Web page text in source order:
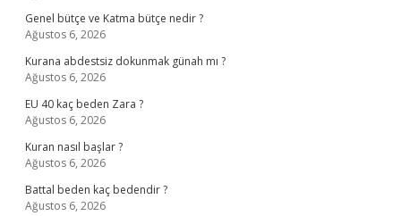
Genel bütçe ve Katma bütçe nedir ?
Ağustos 6, 2026
Kurana abdestsiz dokunmak günah mı ?
Ağustos 6, 2026
EU 40 kaç beden Zara ?
Ağustos 6, 2026
Kuran nasıl başlar ?
Ağustos 6, 2026
Battal beden kaç bedendir ?
Ağustos 6, 2026